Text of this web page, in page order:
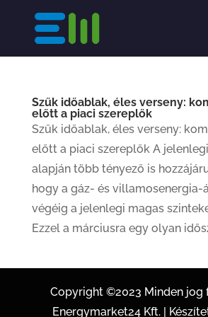
Szűk időablak, éles verseny:
előtt a piaci szereplők
Szűk időablak, éles verseny:
előtt a piaci szereplők A
alapján több tényező is
hogy a gáz- és villamosenergia-
végéig a jelenlegi magas
Ezzel a márciusra egy olyan
Copyright ©2023 Minden jog
Energymarket24 Kft. |